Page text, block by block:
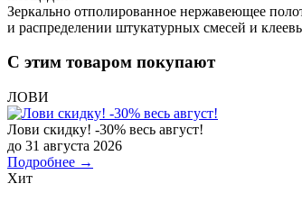
Зеркально отполированное нержавеющее
и распределении штукатурных смесей и
С этим товаром покупают
ЛОВИ
Лови скидку! -30% весь август!
до 31 августа 2026
Подробнее →
Хит